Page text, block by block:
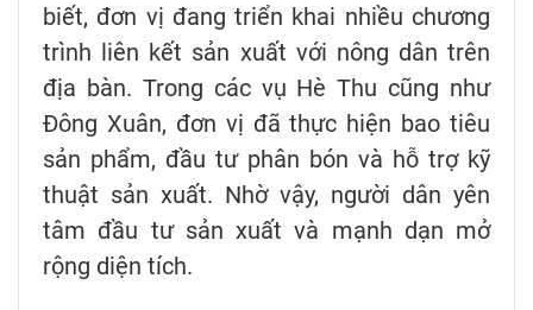
biết, đơn vị đang triển khai nhiều chương
trình liên kết sản xuất với nông dân trên
địa bàn. Trong các vụ Hè Thu cũng như
Đông Xuân, đơn vị đã thực hiện bao tiêu
sản phẩm, đầu tư phân bón và hỗ trợ kỹ
thuật sản xuất. Nhờ vậy, người dân yên
tâm đầu tư sản xuất và mạnh dạn mở
rộng diện tích.